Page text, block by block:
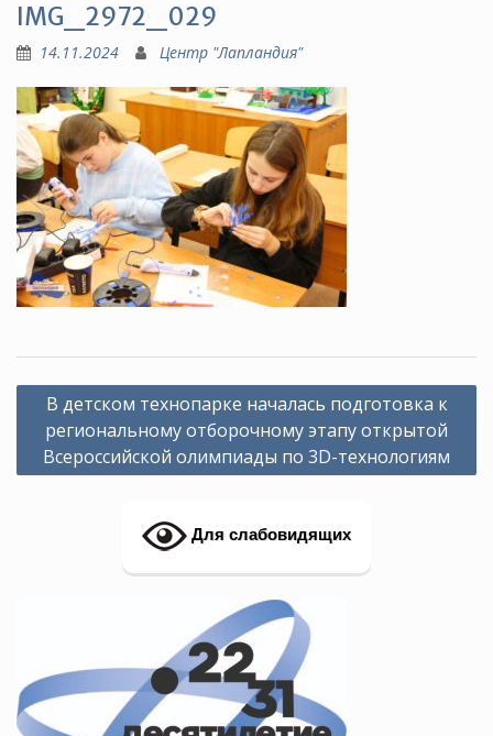
IMG_2972_029
14.11.2024 Центр "Лапландия"
Навигация
записям
В детском технопарке началась подготовка к
региональному отборочному этапу открытой
Всероссийской олимпиады по 3D-технологиям
Для слабовидящих